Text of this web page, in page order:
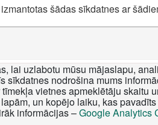
šādas sīkdatnes ar
lai uzlabotu mūsu mājaslapu,
sīkdatnes nodrošina mums
vietnes apmeklētāju skaitu
un kopējo laiku, kas
informācijas –Google Analytics